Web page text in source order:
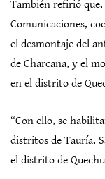
También refirió que,
Comunicaciones,
el desmontaje del
de Charcana, y el
en el distrito de
“Con ello, se
distritos de Tauría,
el distrito de